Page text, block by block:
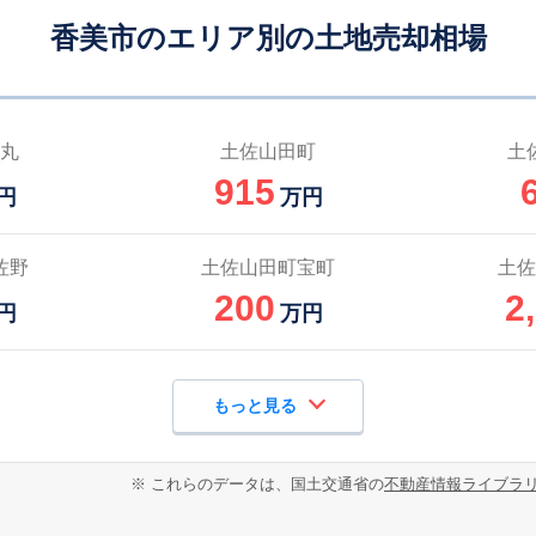
香美市のエリア別の土地売却相場
土佐山田町
915 万円
土
野 土佐山田町宝町
200 万円
土
もっと見る
※ これらのデータは、国土交通省の不動産情報ライブラ